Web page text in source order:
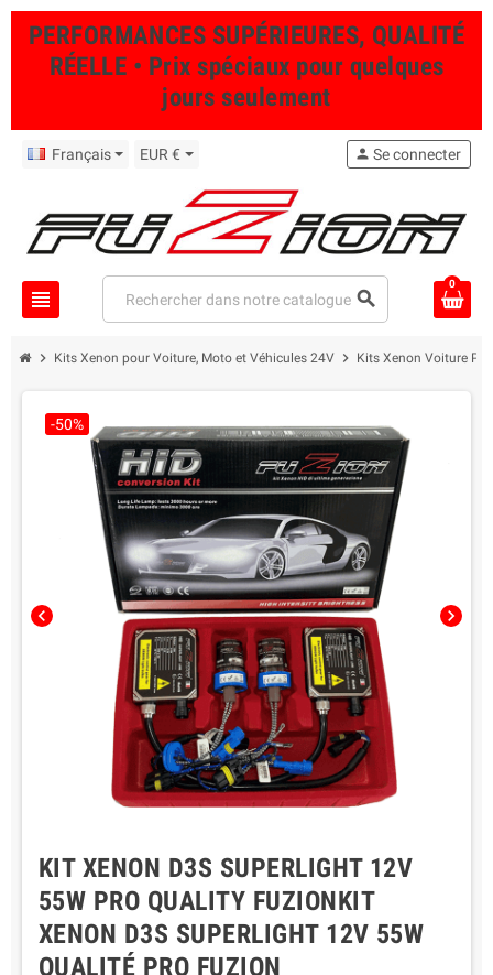
PERFORMANCES SUPÉRIEURES, QUALITÉ
RÉELLE • Prix spéciaux pour quelques
jours seulement
Français EUR €
view_headline search
person Se connecter
0
chevron_right Kits Xenon pour Voiture, Moto et Véhicules 24V chevron_right Kits Xenon Voiture
chevron_left chevron_right
-50%
KIT XENON D3S SUPERLIGHT 12V
55W PRO QUALITY FUZIONKIT
XENON D3S SUPERLIGHT 12V 55W
QUALITÉ PRO FUZION